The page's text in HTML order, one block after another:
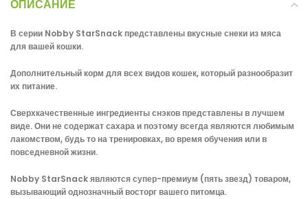
ОПИСАНИЕ
В серии Nobby StarSnack представлены вкусные снеки из мяса
для вашей кошки.
Дополнительный корм для всех видов кошек, который разнообразит
их питание.
Сверхкачественные ингредиенты снэков представлены в лучшем
виде.Они не содержат сахара и поэтому всегда являются любимым
лакомством, будь то на тренировках, во время обучения или в
повседневной жизни.
Nobby StarSnack являются супер-премиум (пять звезд) товаром,
вызывающий однозначный восторг вашего питомца.